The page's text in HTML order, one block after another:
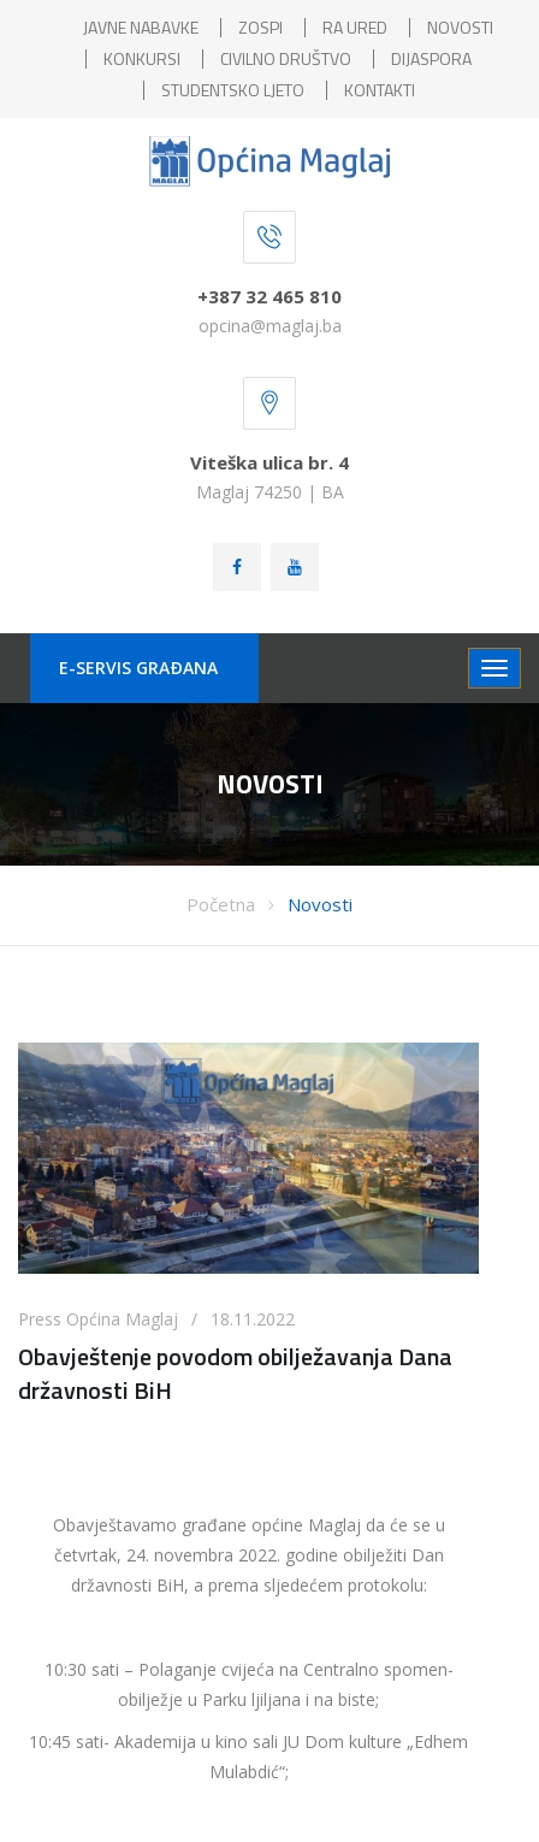
JAVNE NABAVKE ZOSPI RA URED
NOVOSTI
KONKURSI
CIVILNO DRUŠTVO
DIJASPORA
STUDENTSKO LJETO
KONTAKTI
+387 32 465 810
opcina@maglaj.ba
Viteška ulica br. 4
Maglaj 74250 | BA
E-SERVIS GRAÐANA
NOVOSTI
Početna Novosti
Press Općina Maglaj / 18.11.2022
Obavještenje povodom obilježavanja Dana
državnosti BiH
Obavještavamo građane općine Maglaj da će se u
četvrtak, 24. novembra 2022. godine obilježiti Dan
državnosti BiH, a prema sljedećem protokolu:
10:30 sati – Polaganje cvijeća na Centralno spomen-
obilježje u Parku ljiljana i na biste;
10:45 sati- Akademija u kino sali JU Dom kulture „Edhem
Mulabdić“;